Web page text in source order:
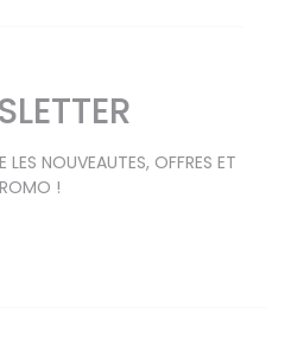
LES NOUVEAUTES, OFFRES ET
!